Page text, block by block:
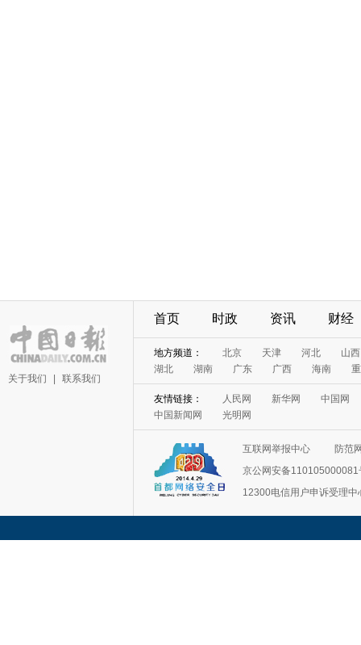
关于我们 联系我们
首页 时政 资讯 财经
地方频道： 北京 天津 河北
山西
湖北
湖南 广东 广西 海南
友情链接： 人民网 新华网
中国网
中国新闻网
光明网
互联网举报中心
防范
京公网安备110105000081
12300电信用户申诉受理中